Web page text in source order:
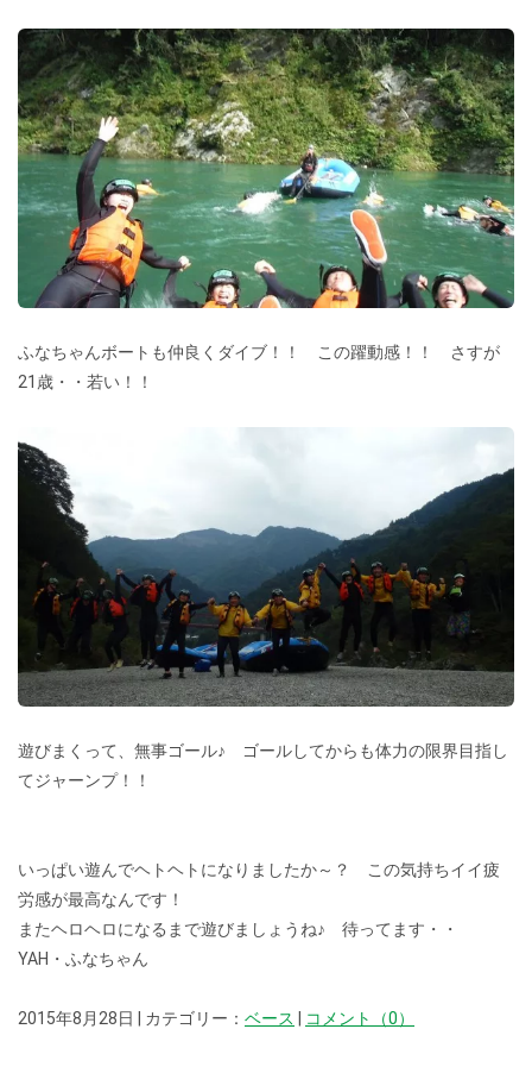
ふなちゃんボートも仲良くダイブ！！ この躍動感！！ さすが
21歳・・若い！！
遊びまくって、無事ゴール♪ ゴールしてからも体力の限界目指し
てジャーンプ！！
いっぱい遊んでヘトヘトになりましたか～？ この気持ちイイ疲
労感が最高なんです！
またヘロヘロになるまで遊びましょうね♪ 待ってます・・
YAH・ふなちゃん
2015年8月28日 | カテゴリー： ベース コメント（0）